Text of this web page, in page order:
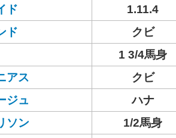
ド
1.11.4
ド
クビ
1 3/4馬身
アス
クビ
ジュ
ハナ
ソン
1/2馬身